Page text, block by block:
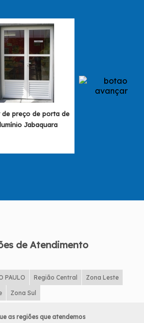
de preço de porta de
Jabaquara
de Atendimento
PAULO Região Central Zona Leste
Zona Sul
as regiões que atendemos